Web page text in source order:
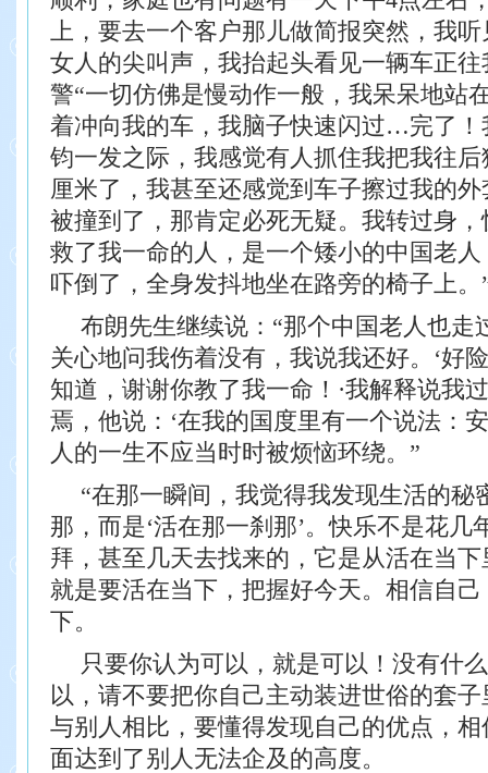
上，要去一个客户那儿做简报突然，我
女人的尖叫声，我抬起头看见一辆车正往
警“一切仿佛是慢动作一般，我呆呆地站
着冲向我的车，我脑子快速闪过…完了！
钧一发之际，我感觉有人抓住我把我往
厘米了，我甚至还感觉到车子擦过我的
被撞到了，那肯定必死无疑。我转过身
救了我一命的人，是一个矮小的中国老人
吓倒了，全身发抖地坐在路旁的椅子上。
布朗先生继续说：“那个中国老人也走
关心地问我伤着没有，我说我还好。‘好
知道，谢谢你教了我一命！·我解释说我
焉，他说：‘在我的国度里有一个说法：
人的一生不应当时时被烦恼环绕。”
“在那一瞬间，我觉得我发现生活的秘
那， 而是‘活在那一刹那’。快乐不是花几
拜，甚至几天去找来的，它是从活在当
就是要活在当下，把握好今天。相信自
下。
只要你认为可以，就是可以！没有什
以， 请不要把你自己主动装进世俗的套
与别人相比， 要懂得发现自己的优点，
面达到了别人无法企及的高度。